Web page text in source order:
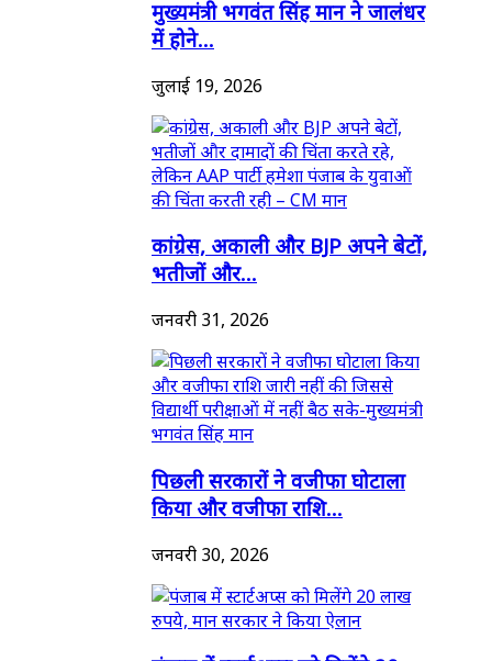
मुख्यमंत्री भगवंत सिंह मान ने जालंधर
में होने...
जुलाई 19, 2026
कांग्रेस, अकाली और BJP अपने बेटों,
भतीजों और...
जनवरी 31, 2026
पिछली सरकारों ने वजीफा घोटाला
किया और वजीफा राशि...
जनवरी 30, 2026